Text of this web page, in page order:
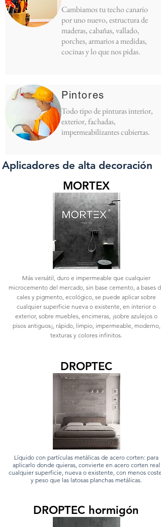
Cambiamos tu techo canario
por uno nuevo, estructura de
maderas, cabañas, vallado,
porches, armarios a medidas,
cocinas y lo que nos pidas.
Pintores
Todo tipo de pinturas interior,
exterior, fachadas,
impermeabilizantes cubiertas.
Aplicadores de alta decoración
MORTEX
Más versátil, duro e impermeable que cualquier
microcemento del mercado, sin base cemento, a bases de
cales y pigmento, ecológico, se puede aplicar sobre
cualquier superficie nueva o existente, en interior o
exterior, sobre muebles, encimeras, ¡sobre azulejos o
pisos antiguos¡, rápido, limpio, impermeable, moderno,
texturas y colores infinitos.
DROPTEC
Líquido con partículas metálicas de acero corten: para
aplicarlo donde quieras, convierte en acero corten real
cualquier superficie, nueva o existente, con menos costes
y peso que las latosas planchas metálicas.
DROPTEC hormigón